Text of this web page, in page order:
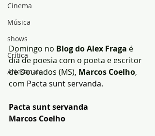
Cinema
Música
shows
Crítica
Artesanato
Domingo no Blog do Alex Fraga é
dia de poesia com o poeta e escritor
de Dourados (MS), Marcos Coelho,
com Pacta sunt servanda.
Pacta sunt servanda
Marcos Coelho